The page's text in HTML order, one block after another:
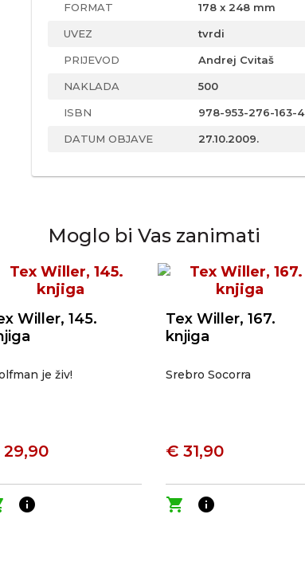
FORMAT 178 x 248 mm
UVEZ tvrdi
PRIJEVOD Andrej Cvitaš
NAKLADA 500
ISBN 978-953-276-163-4
DATUM OBJAVE 27.10.2009.
Moglo bi Vas zanimati
Willer, 145.
je živ!
info
Tex Willer, 167.
knjiga
Srebro Socorra
€ 31,90
shopping_cart info